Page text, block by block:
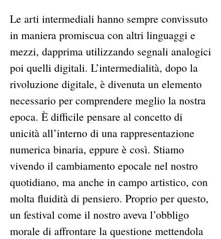
Le arti intermediali hanno sempre convissuto
in maniera promiscua con altri linguaggi e
mezzi, dapprima utilizzando segnali analogici
poi quelli digitali. L’intermedialità, dopo la
rivoluzione digitale, è divenuta un elemento
necessario per comprendere meglio la nostra
epoca. È difficile pensare al concetto di
unicità all’interno di una rappresentazione
numerica binaria, eppure è così. Stiamo
vivendo il cambiamento epocale nel nostro
quotidiano, ma anche in campo artistico, con
molta fluidità di pensiero. Proprio per questo,
un festival come il nostro aveva l’obbligo
morale di affrontare la questione mettendola